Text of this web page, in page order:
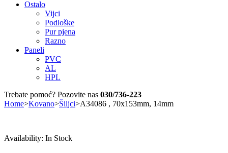
Ostalo
Vijci
Podloške
Pur pjena
Razno
Paneli
PVC
AL
HPL
Trebate pomoć? Pozovite nas 030/736-223
Home>Kovano>Šiljci>A34086 , 70x153mm, 14mm
Availability: In Stock